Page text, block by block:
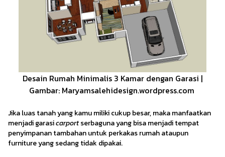
Desain Rumah Minimalis 3 Kamar dengan Garasi |
Gambar: Maryamsalehidesign.wordpress.com
Jika luas tanah yang kamu miliki cukup besar, maka manfaatkan
menjadi garasicarportserbaguna yang bisa menjadi tempat
penyimpanan tambahan untuk perkakas rumah ataupun
furniture yang sedang tidak dipakai.